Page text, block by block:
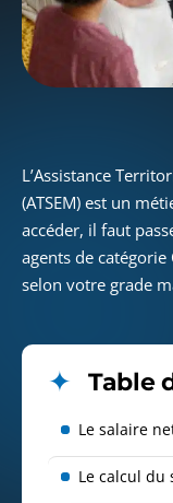
L’Assistance
(ATSEM) est un
accéder, il faut
agents de
selon votre grade
Table
Le salaire
Le calcul du